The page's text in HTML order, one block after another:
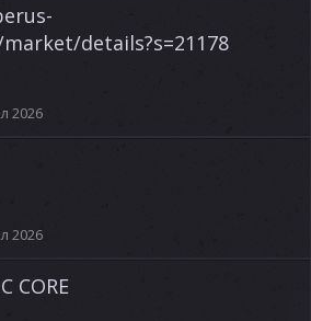
details?s=21178
2026
2026
CORE